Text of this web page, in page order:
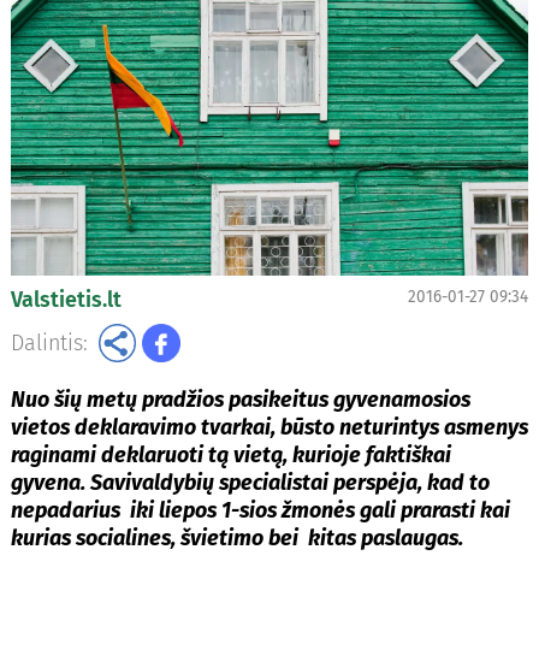
Valstietis.lt 2016-01-27 09:34
Dalintis:
Nuo šių metų pradžios pasikeitus gyvenamosios
vietos deklaravimo tvarkai, būsto neturintys asmenys
raginami deklaruoti tą vietą, kurioje faktiškai
gyvena. Savivaldybių specialistai perspėja, kad to
nepadarius iki liepos 1-sios žmonės gali prarasti kai
kurias socialines, švietimo bei kitas paslaugas.